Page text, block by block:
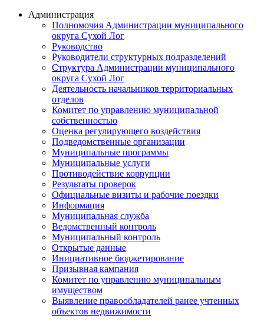
Администрация
Полномочия Администрации муниципального
округа Сухой Лог
Руководство
Руководители структурных подразделений
Структура Администрации муниципального
округа Сухой Лог
Деятельность начальников территориальных
отделов
Комитет по управлению муниципальной
собственностью
Оценка регулирующего воздействия
Подведомственные организации
Муниципальные программы
Муниципальные услуги
Противодействие коррупции
Результаты проверок
Официальные визиты и рабочие поездки
Информация
Муниципальная служба
Ведомственный контроль
Муниципальный контроль
Открытые данные
Инициативное бюджетирование
Призывная кампания
Комитет по управлению муниципальным
имуществом
Выявление правообладателей ранее учтенных
объектов недвижимости